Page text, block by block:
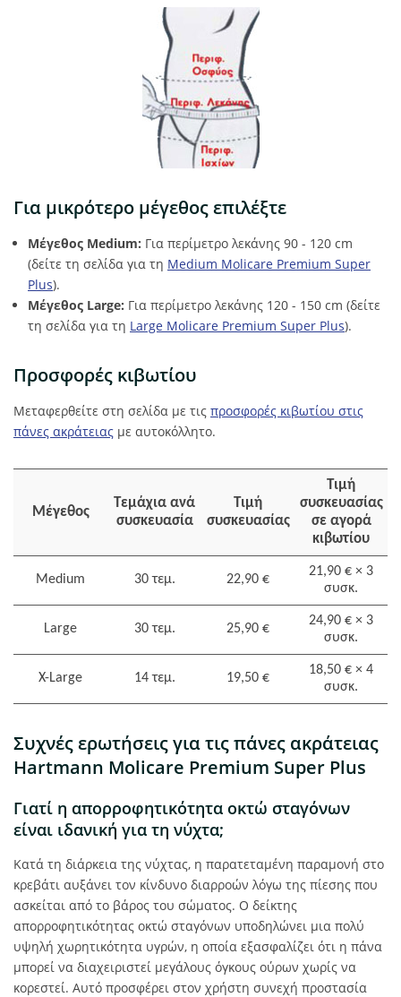
Για μικρότερο μέγεθος επιλέξτε
Μέγεθος Medium: Για περίμετρο λεκάνης 90 - 120 cm
(δείτε τη σελίδα για τη Medium Molicare Premium Super
Plus).
Μέγεθος Large: Για περίμετρο λεκάνης 120 - 150 cm (δείτε
τη σελίδα για τη Large Molicare Premium Super Plus).
Προσφορές κιβωτίου
Μεταφερθείτε στη σελίδα με τις προσφορές κιβωτίου στις
πάνες ακράτειας με αυτοκόλλητο.
Μέγεθος
Τεμάχια ανά
συσκευασία
Τιμή
συσκευασίας
Τιμή
συσκευασίας
σε αγορά
κιβωτίου
Medium 30 τεμ. 22,90 €
21,90 € × 3
συσκ.
Large 30 τεμ. 25,90 €
24,90 € × 3
συσκ.
X-Large 14 τεμ. 19,50 €
18,50 € × 4
συσκ.
Συχνές ερωτήσεις για τις πάνες ακράτειας
Hartmann Molicare Premium Super Plus
Γιατί η απορροφητικότητα οκτώ σταγόνων
είναι ιδανική για τη νύχτα;
Κατά τη διάρκεια της νύχτας, η παρατεταμένη παραμονή στο
κρεβάτι αυξάνει τον κίνδυνο διαρροών λόγω της πίεσης που
ασκείται από το βάρος του σώματος. Ο δείκτης
απορροφητικότητας οκτώ σταγόνων υποδηλώνει μια πολύ
υψηλή χωρητικότητα υγρών, η οποία εξασφαλίζει ότι η πάνα
μπορεί να διαχειριστεί μεγάλους όγκους ούρων χωρίς να
κορεστεί. Αυτό προσφέρει στον χρήστη συνεχή προστασία